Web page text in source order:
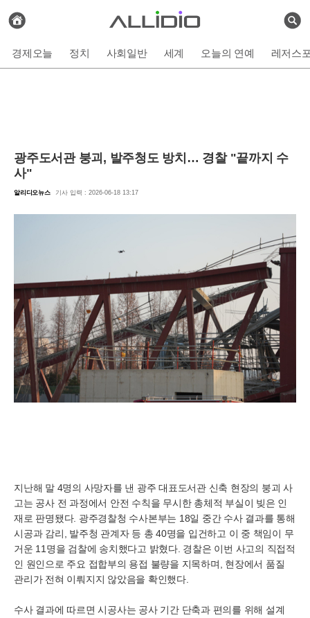
검
전
체
사
보
기
경제오늘 정치 사회일반 세계 오늘의 연예 레저스
광주도서관 붕괴, 발주청도 방치… 경찰 "끝까지 수
사"
알리디오뉴스 기사 입력 : 2026-06-18 13:17
지난해 말 4명의 사망자를 낸 광주 대표도서관 신축 현장의 붕괴 사
고는 공사 전 과정에서 안전 수칙을 무시한 총체적 부실이 빚은 인
재로 판명됐다. 광주경찰청 수사본부는 18일 중간 수사 결과를 통해
시공과 감리, 발주청 관계자 등 총 40명을 입건하고 이 중 책임이 무
거운 11명을 검찰에 송치했다고 밝혔다. 경찰은 이번 사고의 직접적
인 원인으로 주요 접합부의 용접 불량을 지목하며, 현장에서 품질
관리가 전혀 이뤄지지 않았음을 확인했다.
수사 결과에 따르면 시공사는 공사 기간 단축과 편의를 위해 설계